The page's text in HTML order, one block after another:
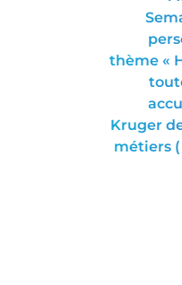
thème «
Kruger
métiers (